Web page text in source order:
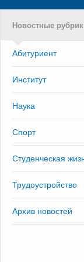
Новостные
Абитуриент
Институт
Наука
Спорт
Студенческая
Трудоустройство
Архив новостей